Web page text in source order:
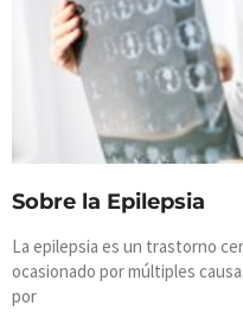
Sobre la Epilepsia
La epilepsia es un trastorno
ocasionado por múltiples
por